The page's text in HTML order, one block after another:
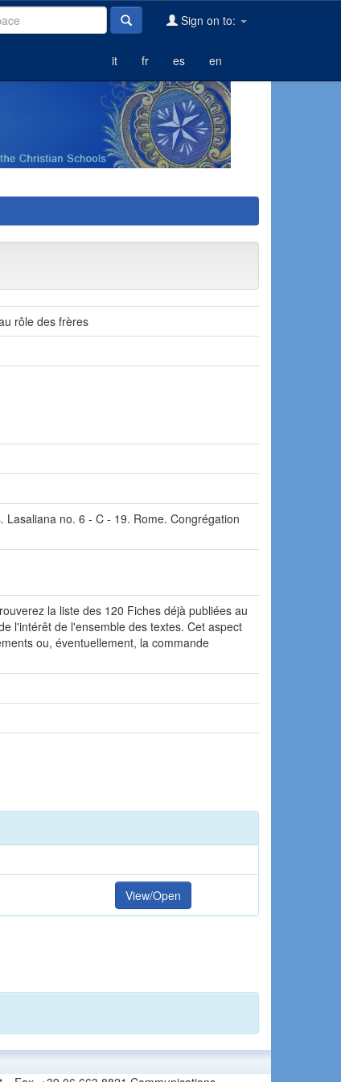
Sign on to:
it fr es en
rôle des frères
no. 6 - C - 19. Rome. Congrégation
la liste des 120 Fiches déjà publiées au
l'intérêt de l'ensemble des textes. Cet aspect
ou, éventuellement, la commande
View/Open